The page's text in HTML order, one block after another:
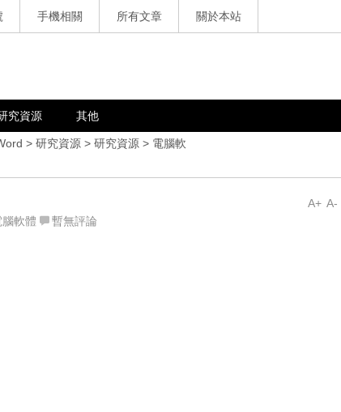
手機相關 所有文章 關於本站
究資源 其他
> 研究資源 > 研究資源 > 電腦軟
A-
A+
腦軟體 暫無評論